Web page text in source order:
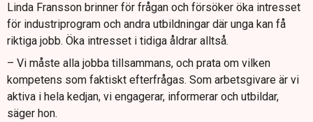
Linda Fransson brinner för frågan och försöker öka intresset
för industriprogram och andra utbildningar där unga kan få
riktiga jobb. Öka intresset i tidiga åldrar alltså.
– Vi måste alla jobba tillsammans, och prata om vilken
kompetens som faktiskt efterfrågas. Som arbetsgivare är vi
aktiva i hela kedjan, vi engagerar, informerar och utbildar,
säger hon.